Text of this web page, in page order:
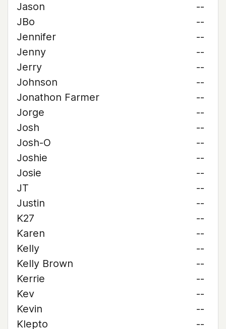
Jason
--
JBo
--
Jennifer
--
Jenny
--
Jerry
--
Johnson
--
Jonathon Farmer
--
Jorge
--
Josh
--
Josh-O
--
Joshie
--
Josie
--
JT
--
Justin
--
K27
--
Karen
--
Kelly
--
Kelly Brown
--
Kerrie
--
Kev
--
Kevin
--
Klepto
--